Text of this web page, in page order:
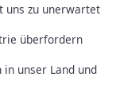
uns zu unerwartet
überfordern
unser Land und